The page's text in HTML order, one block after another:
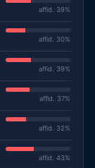
affid. 39%
affid. 30%
affid. 39%
affid. 37%
affid. 32%
affid. 43%